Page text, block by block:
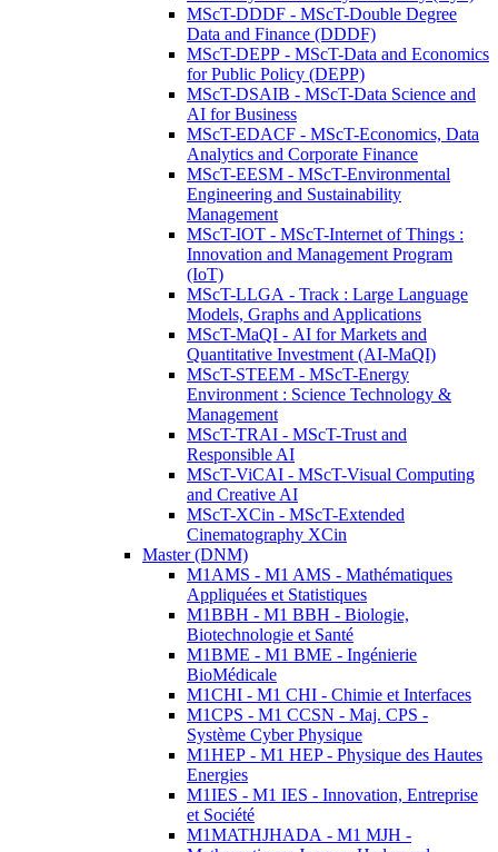
MScT-DDDF - MScT-Double Degree
Data and Finance (DDDF)
MScT-DEPP - MScT-Data and Economics
for Public Policy (DEPP)
MScT-DSAIB - MScT-Data Science and
AI for Business
MScT-EDACF - MScT-Economics, Data
Analytics and Corporate Finance
MScT-EESM - MScT-Environmental
Engineering and Sustainability
Management
MScT-IOT - MScT-Internet of Things :
Innovation and Management Program
(IoT)
MScT-LLGA - Track : Large Language
Models, Graphs and Applications
MScT-MaQI - AI for Markets and
Quantitative Investment (AI-MaQI)
MScT-STEEM - MScT-Energy
Environment : Science Technology &
Management
MScT-TRAI - MScT-Trust and
Responsible AI
MScT-ViCAI - MScT-Visual Computing
and Creative AI
MScT-XCin - MScT-Extended
Cinematography XCin
Master (DNM)
M1AMS - M1 AMS - Mathématiques
Appliquées et Statistiques
M1BBH - M1 BBH - Biologie,
Biotechnologie et Santé
M1BME - M1 BME - Ingénierie
BioMédicale
M1CHI - M1 CHI - Chimie et Interfaces
M1CPS - M1 CCSN - Maj. CPS -
Système Cyber Physique
M1HEP - M1 HEP - Physique des Hautes
Energies
M1IES - M1 IES - Innovation, Entreprise
et Société
M1MATHJHADA - M1 MJH -